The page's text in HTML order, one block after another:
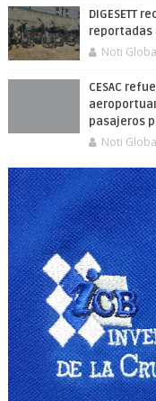
DIGESETT
reportadas
Noti
CESAC
pasajeros
Noti